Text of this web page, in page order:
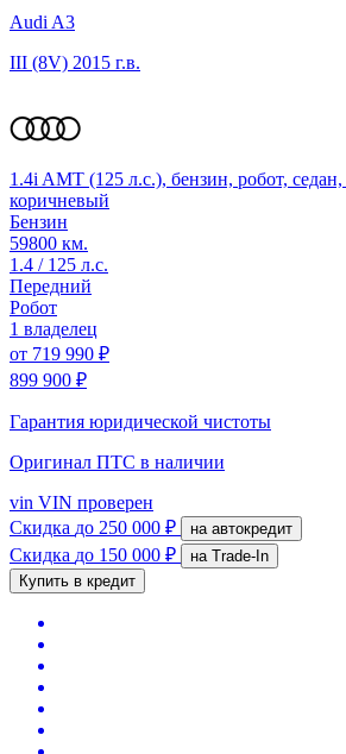
Audi A3
III (8V) 2015 г.в.
1.4i AMT (125 л.с.), бензин, робот,
коричневый
Бензин
59800 км.
1.4 / 125 л.с.
Передний
Робот
1 владелец
от 719 990 ₽
899 900 ₽
Гарантия юридической чистоты
Оригинал ПТС в наличии
vin VIN проверен
Скидка до 250 000 ₽ на автокредит
Скидка до 150 000 ₽
на Trade-In
Купить в кредит